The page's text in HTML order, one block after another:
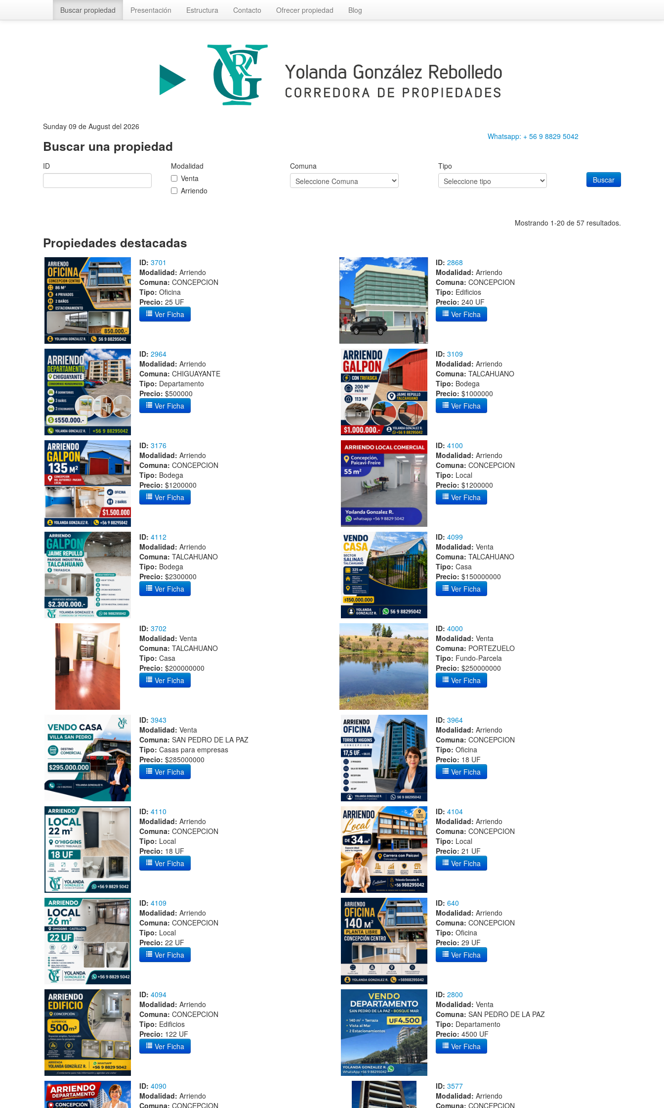
Buscar propiedad Presentación Estructura Contacto Ofrecer propiedad Blog
Sunday 09 de August del 2026
Buscar una propiedad
Whatsapp: + 56 9 8829 5042
ID
Modalidad
Venta
Arriendo
Comuna
Tipo
Buscar
Mostrando 1-20 de 57 resultados.
Propiedades destacadas
ID: 3701
Modalidad: Arriendo
Comuna: CONCEPCION
Tipo: Oficina
Precio: 25 UF
Ver Ficha
ID: 2868
Modalidad: Arriendo
Comuna: CONCEPCION
Tipo: Edificios
Precio: 240 UF
Ver Ficha
ID: 2964
Modalidad: Arriendo
Comuna: CHIGUAYANTE
Tipo: Departamento
Precio: $500000
Ver Ficha
ID: 3109
Modalidad: Arriendo
Comuna: TALCAHUANO
Tipo: Bodega
Precio: $1000000
Ver Ficha
ID: 3176
Modalidad: Arriendo
Comuna: CONCEPCION
Tipo: Bodega
Precio: $1200000
Ver Ficha
ID: 4100
Modalidad: Arriendo
Comuna: CONCEPCION
Tipo: Local
Precio: $1200000
Ver Ficha
ID: 4112
Modalidad: Arriendo
Comuna: TALCAHUANO
Tipo: Bodega
Precio: $2300000
Ver Ficha
ID: 4099
Modalidad: Venta
Comuna: TALCAHUANO
Tipo: Casa
Precio: $150000000
Ver Ficha
ID: 3702
Modalidad: Venta
Comuna: TALCAHUANO
Tipo: Casa
Precio: $200000000
Ver Ficha
ID: 4000
Modalidad: Venta
Comuna: PORTEZUELO
Tipo: Fundo-Parcela
Precio: $250000000
Ver Ficha
ID: 3943
Modalidad: Venta
Comuna: SAN PEDRO DE LA PAZ
Tipo: Casas para empresas
Precio: $285000000
Ver Ficha
ID: 3964
Modalidad: Arriendo
Comuna: CONCEPCION
Tipo: Oficina
Precio: 18 UF
Ver Ficha
ID: 4110
Modalidad: Arriendo
Comuna: CONCEPCION
Tipo: Local
Precio: 18 UF
Ver Ficha
ID: 4104
Modalidad: Arriendo
Comuna: CONCEPCION
Tipo: Local
Precio: 21 UF
Ver Ficha
ID: 4109
Modalidad: Arriendo
Comuna: CONCEPCION
Tipo: Local
Precio: 22 UF
Ver Ficha
ID: 640
Modalidad: Arriendo
Comuna: CONCEPCION
Tipo: Oficina
Precio: 29 UF
Ver Ficha
ID: 4094
Modalidad: Arriendo
Comuna: CONCEPCION
Tipo: Edificios
Precio: 122 UF
Ver Ficha
ID: 2800
Modalidad: Venta
Comuna: SAN PEDRO DE LA PAZ
Tipo: Departamento
Precio: 4500 UF
Ver Ficha
ID: 4090
Modalidad: Arriendo
Comuna: CONCEPCION
ID: 3577
Modalidad: Arriendo
Comuna: CONCEPCION